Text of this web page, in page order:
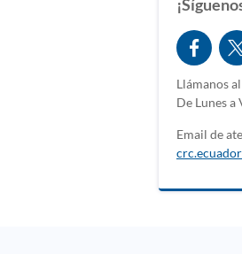
Llámanos al
De Lunes a
Email de